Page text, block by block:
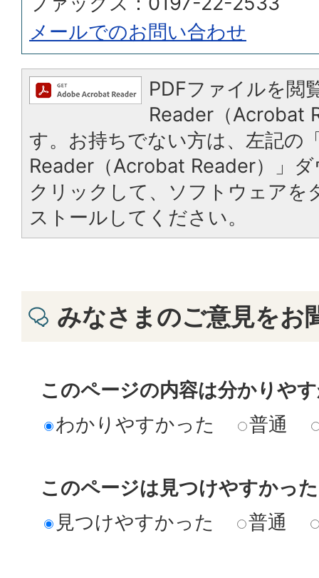
メールでのお問い合わせ
PDFファイルを閲
Reader（Acrobat
す。お持ちでない方は、左記の
Reader（Acrobat Reader）」
クリックして、ソフトウェアを
ストールしてください。
みなさまのご意見をお
このページの内容は分かりや
わかりやすかった
普通
このページは見つけやすかっ
見つけやすかった
普通